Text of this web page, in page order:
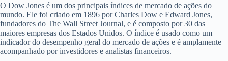
O Dow Jones é um dos principais índices de mercado de ações do
mundo. Ele foi criado em 1896 por Charles Dow e Edward Jones,
fundadores do The Wall Street Journal, e é composto por 30 das
maiores empresas dos Estados Unidos. O índice é usado como um
indicador do desempenho geral do mercado de ações e é amplamente
acompanhado por investidores e analistas financeiros.